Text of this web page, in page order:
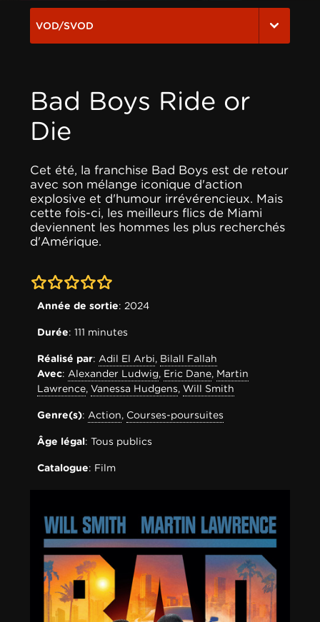
VOD/SVOD
Bad Boys Ride or
Die
Cet été, la franchise Bad Boys est de retour
avec son mélange iconique d'action
explosive et d'humour irrévérencieux. Mais
cette fois-ci, les meilleurs flics de Miami
deviennent les hommes les plus recherchés
d'Amérique.
0-0Année de sortie: 2024
Durée: 111 minutes
Réalisé par: Adil El Arbi, Bilall Fallah
Avec: Alexander Ludwig, Eric Dane, Martin
Lawrence, Vanessa Hudgens, Will Smith
Genre(s): Action, Courses-poursuites
Âge légal: Tous publics
Catalogue: Film